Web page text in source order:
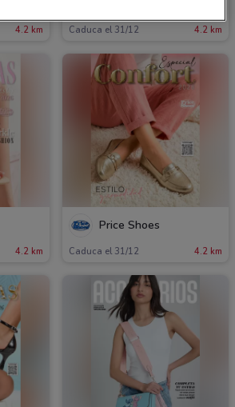
4.2 km Caduca el 31/12 4.2 km
4.2 km
Price Shoes
Caduca el 31/12 4.2 km